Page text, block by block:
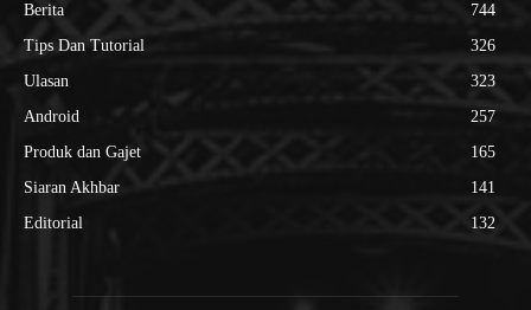
Berita
744
Tips Dan Tutorial
326
Ulasan
323
Android
257
Produk dan Gajet
165
Siaran Akhbar
141
Editorial
132